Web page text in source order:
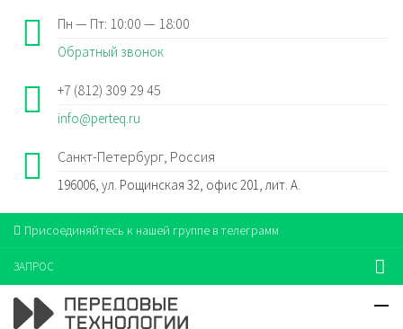
Пн — Пт: 10:00 — 18:00
Обратный звонок
+7 (812) 309 29 45
info@perteq.ru
Санкт-Петербург, Россия
196006, ул. Рощинская 32, офис 201, лит. А.
Присоединяйтесь к нашей группе в телеграмм
ЗАПРОС